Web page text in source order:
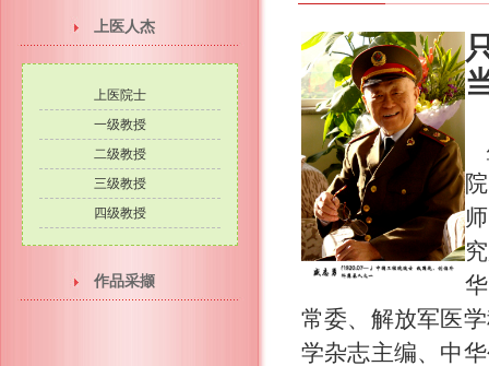
上医人杰
上医院士
一级教授
二级教授
三级教授
四级教授
作品采撷
常委、解放军医
学杂志主编、中